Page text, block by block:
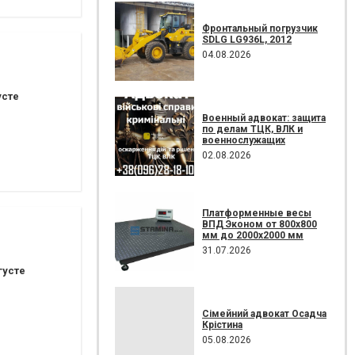
Фронтальный погрузчик
SDLG LG936L, 2012
04.08.2026
Военный адвокат: защита
по делам ТЦК, ВЛК и
военнослужащих
02.08.2026
Платформенные весы
ВПД Эконом от 800х800
мм до 2000х2000 мм
31.07.2026
Сімейний адвокат Осадча
Крістина
05.08.2026